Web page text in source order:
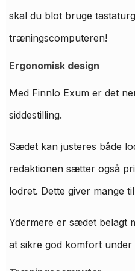
skal du blot bruge
træningscomputeren!
Ergonomisk design
Med Finnlo Exum er det
siddestilling.
Sædet kan justeres både
redaktionen sætter også
lodret. Dette giver mange
Ydermere er sædet belagt
at sikre god komfort under